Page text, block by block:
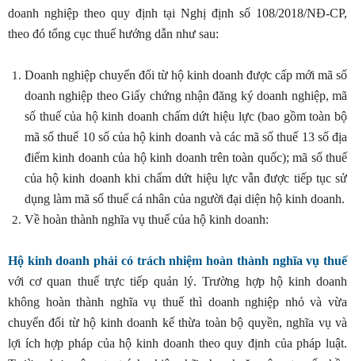
doanh nghiệp theo quy định tại Nghị định số 108/2018/NĐ-CP,
theo đó tổng cục thuế hướng dẫn như sau:
Doanh nghiệp chuyển đổi từ hộ kinh doanh được cấp mới mã số
doanh nghiệp theo Giấy chứng nhận đăng ký doanh nghiệp, mã
số thuế của hộ kinh doanh chấm dứt hiệu lực (bao gồm toàn bộ
mã số thuế 10 số của hộ kinh doanh và các mã số thuế 13 số địa
điểm kinh doanh của hộ kinh doanh trên toàn quốc); mã số thuế
của hộ kinh doanh khi chấm dứt hiệu lực vẫn được tiếp tục sử
dụng làm mã số thuế cá nhân của người đại diện hộ kinh doanh.
Về hoàn thành nghĩa vụ thuế của hộ kinh doanh:
Hộ kinh doanh phải có trách nhiệm hoàn thành nghĩa vụ thuế
với cơ quan thuế trực tiếp quản lý. Trường hợp hộ kinh doanh
không hoàn thành nghĩa vụ thuế thì doanh nghiệp nhỏ và vừa
chuyển đổi từ hộ kinh doanh kế thừa toàn bộ quyền, nghĩa vụ và
lợi ích hợp pháp của hộ kinh doanh theo quy định của pháp luật.